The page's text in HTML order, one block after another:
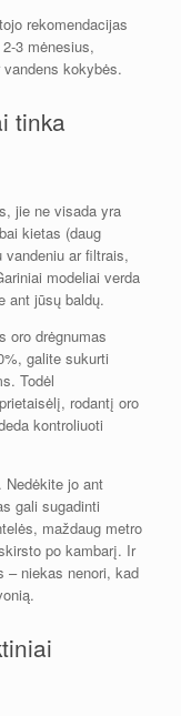
rekomendacijas
3 mėnesius,
kokybės.
tinka
jie ne visada yra
kietas (daug
ar filtrais,
modeliai verda
ant jūsų baldų.
oro drėgnumas
galite sukurti
Todėl
rodantį oro
kontroliuoti
Nedėkite jo ant
gali sugadinti
maždaug metro
po kambarį. Ir
– niekas nenori, kad